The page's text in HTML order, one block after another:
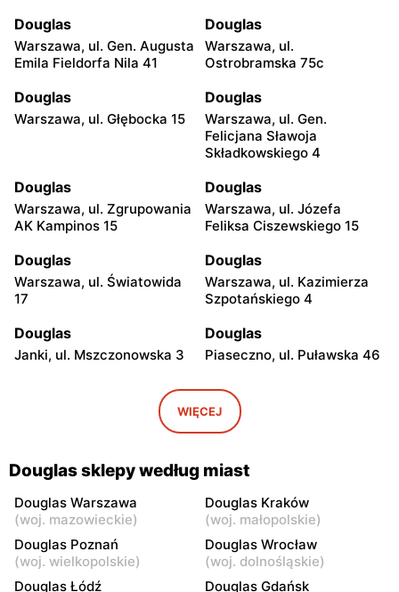
Douglas
Warszawa, ul. Gen. Augusta
Emila Fieldorfa Nila 41
Douglas
Warszawa, ul.
Ostrobramska 75c
Douglas
Warszawa, ul. Głębocka 15
Douglas
Warszawa, ul. Gen.
Felicjana Sławoja
Składkowskiego 4
Douglas
Warszawa, ul. Zgrupowania
AK Kampinos 15
Douglas
Warszawa, ul. Józefa
Feliksa Ciszewskiego 15
Douglas
Warszawa, ul. Światowida
17
Douglas
Warszawa, ul. Kazimierza
Szpotańskiego 4
Douglas
Janki, ul. Mszczonowska 3
Douglas
Piaseczno, ul. Puławska 46
Douglas
Siedlce, ul. Józefa
Piłsudskiego 74
Douglas
Płock, ul. Wyszogrodzka
144
Douglas
Chrobrego 1
Douglas
Radom al. Józefa
Grzecznarowskiego 28
Douglas
Ostrołęka, ul. Gen. Augusta
Emila Fieldorfa Nila 28
WIĘCEJ
Douglas sklepy według miast
Douglas Warszawa
(woj. mazowieckie)
Douglas Kraków
(woj. małopolskie)
Douglas Poznań
(woj. wielkopolskie)
Douglas Wrocław
(woj. dolnośląskie)
Douglas Łódź
Douglas Gdańsk